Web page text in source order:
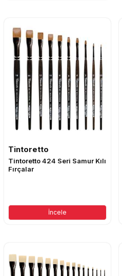
Tintoretto
Tintoretto 424 Seri Samur Kılı
Fırçalar
İncele